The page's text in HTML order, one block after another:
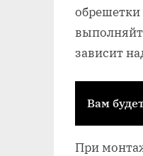
обрешетки
зависит
Вам
При